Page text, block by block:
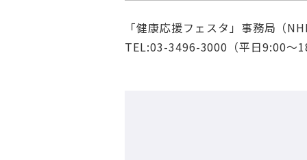
「健康応援フェスタ」事務局（
TEL:03-3496-3000（平日9:00～